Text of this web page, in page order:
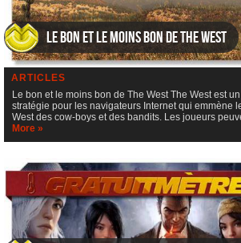
Le bon et le moins bon de The West
ARTICLES
Le bon et le moins bon de The West The West est
stratégie pour les navigateurs Internet qui emmène
West des cow-boys et des bandits. Les joueurs
More »